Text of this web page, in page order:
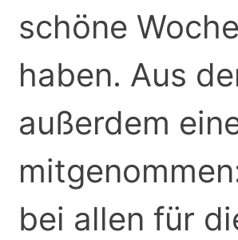
schöne
haben. Aus
außerdem
bei allen für